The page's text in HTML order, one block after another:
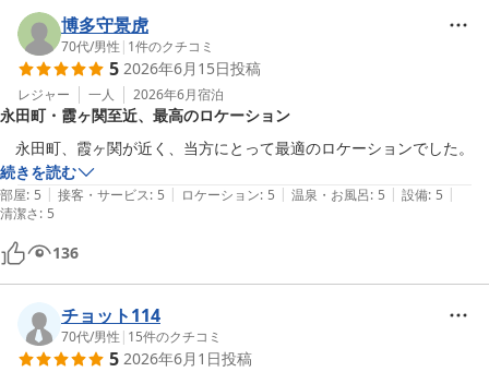
博多守景虎
70代/男性 | 1件のクチコミ
5 2026年6月15日投稿
レジャー 一人 2026年6月宿泊
永田町・霞ヶ関至近、最高のロケーション
永田町、霞ヶ関が近く、当方にとって最適のロケーションでした。
続きを読む
部屋: 5 | 接客・サービス: 5 | ロケーション: 5 | 温泉・お風呂: 5 | 設備: 5 |
清潔さ: 5
136
チョット114
70代/男性 | 15件のクチコミ
5 2026年6月1日投稿